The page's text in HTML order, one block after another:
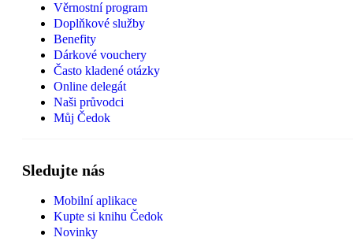
Věrnostní program
Doplňkové služby
Benefity
Dárkové vouchery
Často kladené otázky
Online delegát
Naši průvodci
Můj Čedok
Sledujte nás
Mobilní aplikace
Kupte si knihu Čedok
Novinky